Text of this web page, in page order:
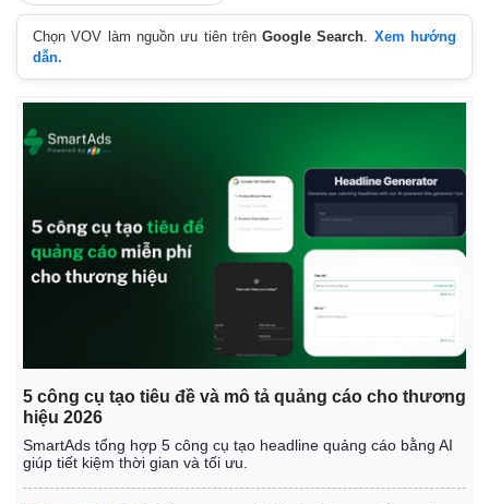
Chọn VOV làm nguồn ưu tiên trênGoogle Search. Xem hướng
dẫn.
5 công cụ tạo tiêu đề và mô tả quảng cáo cho thương
hiệu 2026
SmartAds tổng hợp 5 công cụ tạo headline quảng cáo bằng AI
giúp tiết kiệm thời gian và tối ưu.